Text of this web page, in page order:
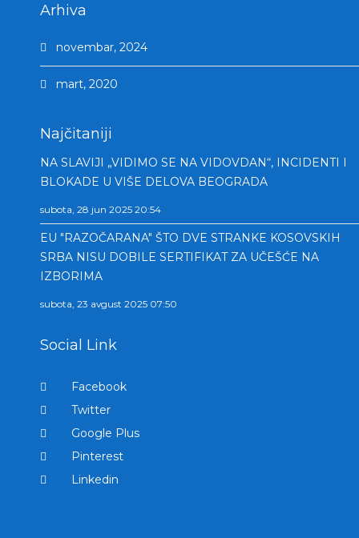
Arhiva
novembar, 2024
mart, 2020
Najčitaniji
NA SLAVIJI „VIDIMO SE NA VIDOVDAN“, INCIDENTI I
BLOKADE U VIŠE DELOVA BEOGRADA
subota, 28 jun 2025 20:54
EU "RAZOČARANA" ŠTO DVE STRANKE KOSOVSKIH
SRBA NISU DOBILE SERTIFIKAT ZA UČEŠĆE NA
IZBORIMA
subota, 23 avgust 2025 07:50
Social Link
Facebook
Twitter
Google Plus
Pinterest
Linkedin